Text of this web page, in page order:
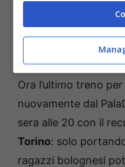
ha viaggiato con un
che non ha offerto
Ora l’ultimo treno
nuovamente dal
sera alle 20 con il
Torino: solo
ragazzi bolognesi